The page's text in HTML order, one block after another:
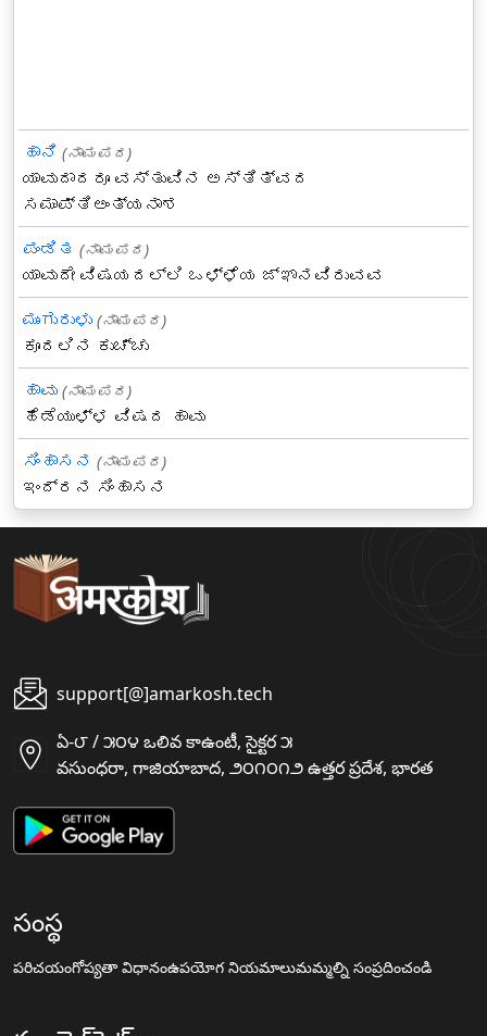
ಹಾನಿ (ನಾಮಪದ)
ಯಾವುದಾದರೂ ವಸ್ತುವಿನ ಅಸ್ತಿತ್ವದ
ಸಮಾಪ್ತಿಅಂತ್ಯನಾಶ
ಪಂಡಿತ (ನಾಮಪದ)
ಯಾವುದೇ ವಿಷಯದಲ್ಲಿ ಒಳ್ಳೆಯ ಜ್ಞಾನವಿರುವವ
ಮುಂಗುರುಳು (ನಾಮಪದ)
ಕೂದಲಿನ ಕುಚ್ಚು
ಹಾವು (ನಾಮಪದ)
ಹೆಡೆಯುಳ್ಳ ವಿಷದ ಹಾವು
ಸಿಂಹಾಸನ (ನಾಮಪದ)
ಇಂದ್ರನ ಸಿಂಹಾಸನ
support[@]amarkosh.tech
ఏ-౮ / ౫౦౪ ఒలివ కాఉంటీ, సైక్టర ౫
వసుంధరా, గాజియాబాద, ౨౦౧౦౧౨ ఉత్తర ప్రదేశ, భారత
సంస్థ
పరిచయంగోప్యతా విధానంఉపయోగ నియమాలుమమ్మల్ని సంప్రదించండి